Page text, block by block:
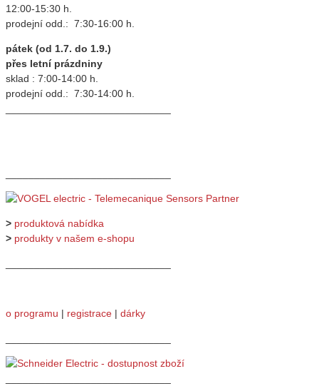
12:00-15:30 h.
prodejní odd.: 7:30-16:00 h.
pátek (od 1.7. do 1.9.)
přes letní prázdniny
sklad : 7:00-14:00 h.
prodejní odd.: 7:30-14:00 h.
> produktová nabídka
> produkty v našem e-shopu
o programu | registrace | dárky